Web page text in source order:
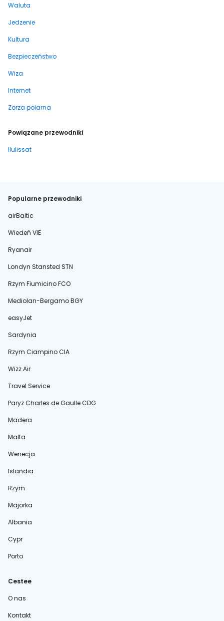
Waluta
Jedzenie
Kultura
Bezpieczeństwo
Wiza
Internet
Zorza polarna
Powiązane przewodniki
Ilulissat
Popularne przewodniki
airBaltic
Wiedeń VIE
Ryanair
Londyn Stansted STN
Rzym Fiumicino FCO
Mediolan-Bergamo BGY
easyJet
Sardynia
Rzym Ciampino CIA
Wizz Air
Travel Service
Paryż Charles de Gaulle CDG
Madera
Malta
Wenecja
Islandia
Rzym
Majorka
Albania
Cypr
Porto
Cestee
O nas
Kontakt